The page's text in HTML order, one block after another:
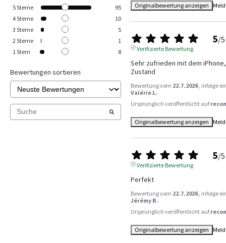
5Sterne
95
4Sterne
10
3 Sterne
5
2 Sterne
1
1 Stern 8
Bewertungen sortieren
Originalbewertung anzeigen
5/5
Verifizierte Bewertung
Sehr zufrieden mit dem
Zustand
Bewertung vom 22.7.2026 , infolge
Valérie L.
Ursprünglich veröffentlicht auf
Originalbewertung anzeigen
5/5
Verifizierte Bewertung
Perfekt
Bewertung vom 22.7.2026 , infolge
Jérémy B.
Ursprünglich veröffentlicht auf
Originalbewertung anzeigen